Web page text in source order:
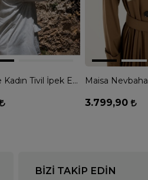
Paplio Ferre Kadın Tivil İpek Eşarp - VİZON
3.799,90
BIZI TAKIP EDIN